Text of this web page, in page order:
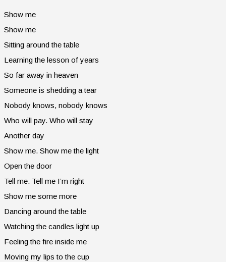
Show me
Show me
Sitting around the table
Learning the lesson of years
So far away in heaven
Someone is shedding a tear
Nobody knows, nobody knows
Who will pay. Who will stay
Another day
Show me. Show me the light
Open the door
Tell me. Tell me I’m right
Show me some more
Dancing around the table
Watching the candles light up
Feeling the fire inside me
Moving my lips to the cup